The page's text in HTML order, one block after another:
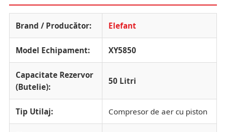
Brand / Producător: Elefant
Model Echipament: XY5850
Capacitate Rezervor
(Butelie):
50 Litri
Tip Utilaj: Compresor de aer cu piston